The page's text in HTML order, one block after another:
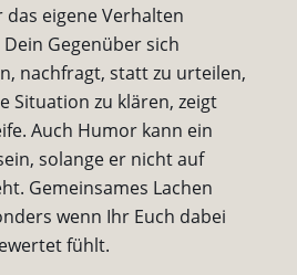
eigene Verhalten
Gegenüber sich
nachfragt, statt zu urteilen,
Situation zu klären, zeigt
Auch Humor kann ein
solange er nicht auf
Gemeinsames Lachen
wenn Ihr Euch dabei
fühlt.